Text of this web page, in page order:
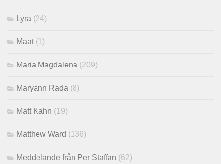
Lyra (24)
Maat (1)
Maria Magdalena (209)
Maryann Rada (8)
Matt Kahn (19)
Matthew Ward (136)
Meddelande från Per Staffan (62)